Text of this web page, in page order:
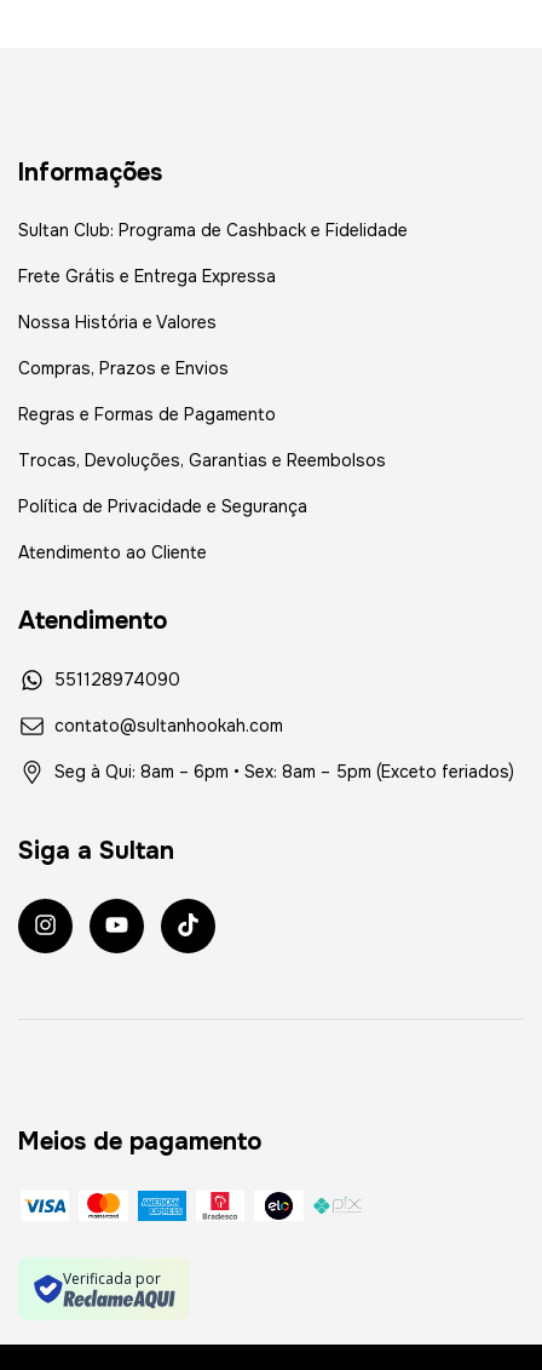
Informações
Sultan Club: Programa de Cashback e Fidelidade
Frete Grátis e Entrega Expressa
Nossa História e Valores
Compras, Prazos e Envios
Regras e Formas de Pagamento
Trocas, Devoluções, Garantias e Reembolsos
Política de Privacidade e Segurança
Atendimento ao Cliente
Atendimento
551128974090
contato@sultanhookah.com
Seg à Qui: 8am – 6pm • Sex: 8am – 5pm (Exceto feriados)
Siga a Sultan
Meios de pagamento
Verificada por